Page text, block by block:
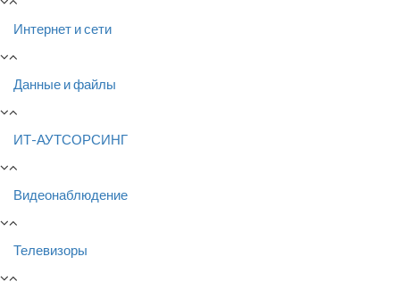
Интернет и сети
Данные и файлы
ИТ-АУТСОРСИНГ
Видеонаблюдение
Телевизоры